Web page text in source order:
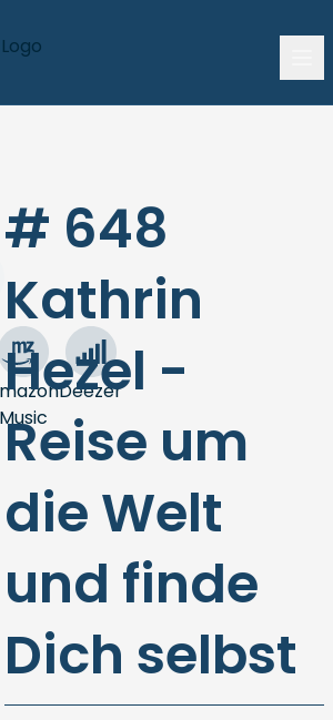
Music
Deezer
# 648
Kathrin
Hezel -
Reise um
die Welt
und finde
Dich selbst